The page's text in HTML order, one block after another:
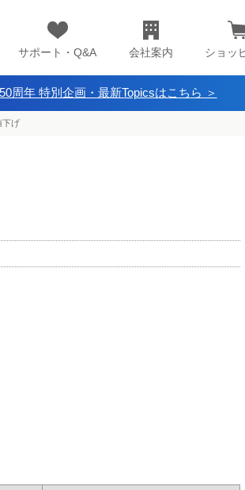
サポート・Q&A 会社案内 ショッ
周年 特別企画・最新Topicsはこちら ＞
下げ